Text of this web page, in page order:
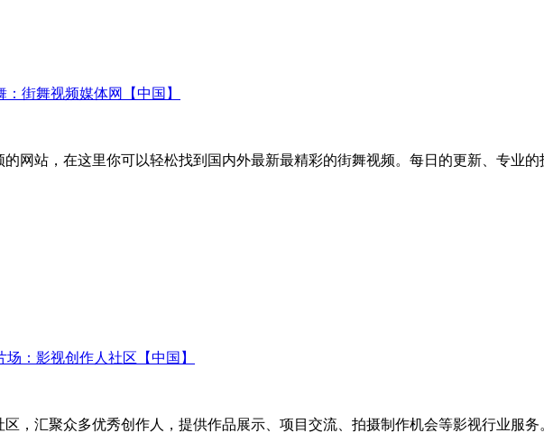
：街舞视频媒体网【中国】
网站，在这里你可以轻松找到国内外最新最精彩的街舞视频。每日的更新、专业的
场：影视创作人社区【中国】
，汇聚众多优秀创作人，提供作品展示、项目交流、拍摄制作机会等影视行业服